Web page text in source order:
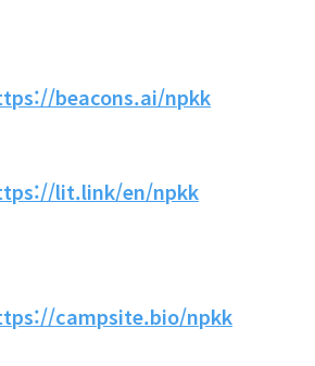
beacons.ai/npkk
lit.link/en/npkk
campsite.bio/npkk